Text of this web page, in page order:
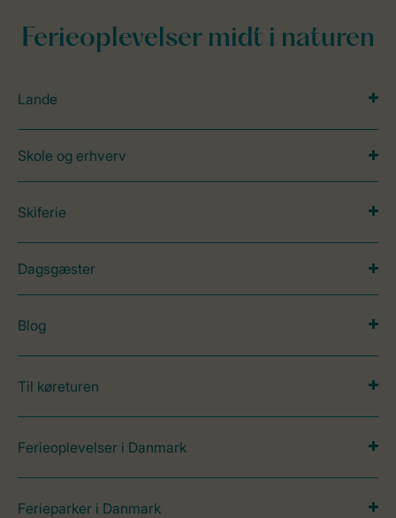
Ferieoplevelser midt i naturen
Lande
Skole og erhverv
Skiferie
Dagsgæster
Blog
Til køreturen
Ferieoplevelser i Danmark
Ferieparker i Danmark